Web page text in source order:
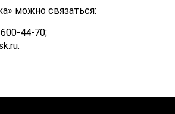
можно связаться:
44-70;